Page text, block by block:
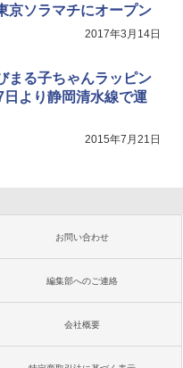
京ソラマチにオープン
2017年3月14日
まる子ちゃんラッピン
より静岡清水線で運
2015年7月21日
お問い合わせ
編集部へのご連絡
会社概要